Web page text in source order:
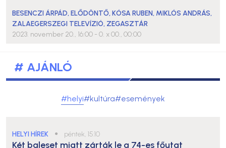
BESENCZI ÁRPÁD,ELŐDÖNTŐ,KÓSA RUBEN, MIKLÓS ANDRÁS,
ZALAEGERSZEGI TELEVÍZIÓ, ZEGASZTÁR
2023. november 20., 16:00 - 0. x 00., 00:00
# AJÁNLÓ
#helyi#kultúra#események
HELYI HÍREK ● péntek, 15:10
Két baleset miatt zárták le a 74-es főutat